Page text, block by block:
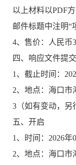
以上材料以PDF
邮件标题中注明“
4、售价：人民币
四、响应文件提交
1、截止时间：
2、地点：海口市
3（如有变动，另
五、开启
1、时间：2026年
2、地点：海口市